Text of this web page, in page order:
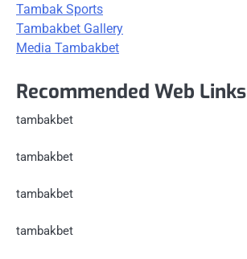
Tambak Sports
Tambakbet Gallery
Media Tambakbet
Recommended Web Links
tambakbet
tambakbet
tambakbet
tambakbet